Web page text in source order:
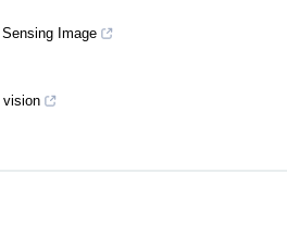
Image
vision